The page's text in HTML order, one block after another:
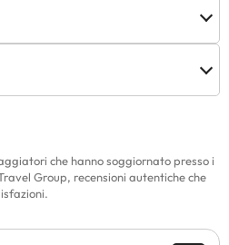
che hanno soggiornato presso i
Group, recensioni autentiche che